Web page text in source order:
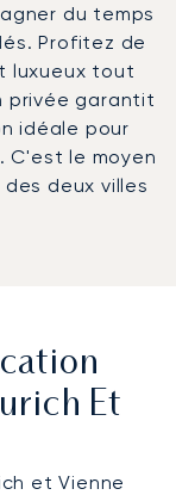
du temps
Profitez de
luxueux tout
privée garantit
idéale pour
C'est le moyen
deux villes
Et
et Vienne